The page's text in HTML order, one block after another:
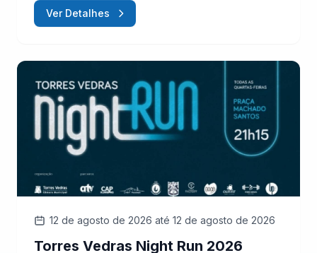
Ver Detalhes
12 de agosto de 2026 até 12 de agosto de 2026
Torres Vedras Night Run 2026